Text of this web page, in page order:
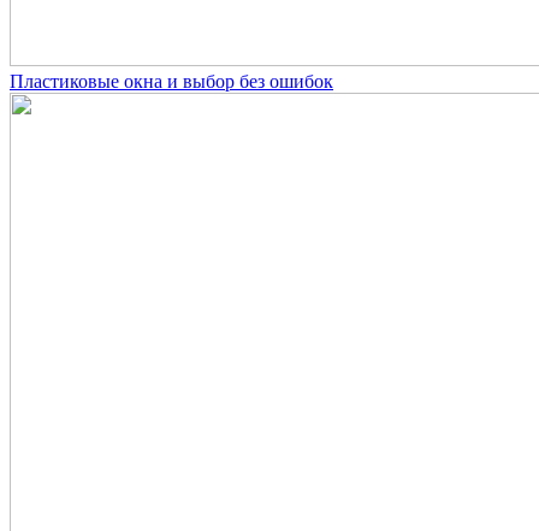
Пластиковые окна и выбор без ошибок